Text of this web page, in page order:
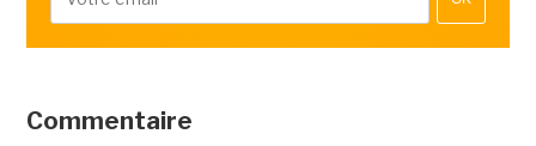
Commentaire